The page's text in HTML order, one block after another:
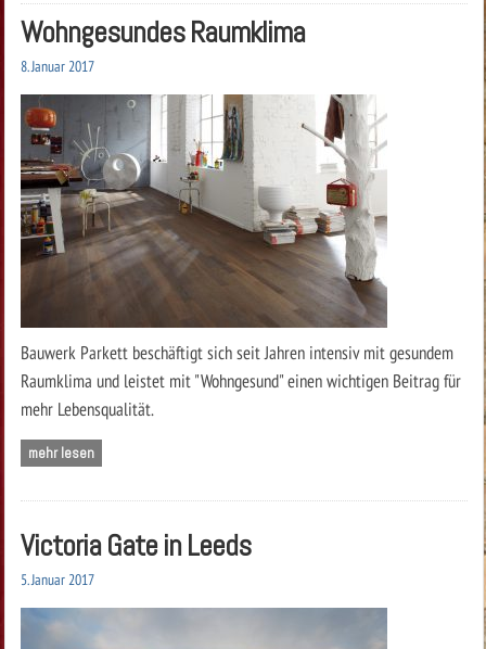
Wohngesundes Raumklima
8. Januar 2017
Bauwerk Parkett beschäftigt sich seit Jahren intensiv mit gesundem
Raumklima und leistet mit "Wohngesund" einen wichtigen Beitrag für
mehr Lebensqualität.
mehr lesen
Victoria Gate in Leeds
5. Januar 2017